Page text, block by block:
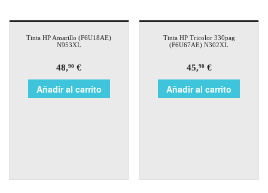
Tinta HP Amarillo (F6U18AE)
N953XL
48,90 €
Añadir al carrito
Tinta HP Tricolor 330pag
(F6U67AE) N302XL
45,90€
Añadir al carrito